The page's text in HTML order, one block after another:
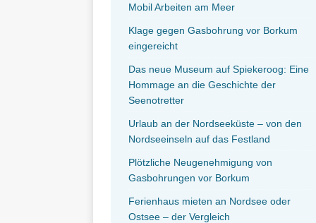
Mobil Arbeiten am Meer
Klage gegen Gasbohrung vor Borkum
eingereicht
Das neue Museum auf Spiekeroog: Eine
Hommage an die Geschichte der
Seenotretter
Urlaub an der Nordseeküste – von den
Nordseeinseln auf das Festland
Plötzliche Neugenehmigung von
Gasbohrungen vor Borkum
Ferienhaus mieten an Nordsee oder
Ostsee – der Vergleich